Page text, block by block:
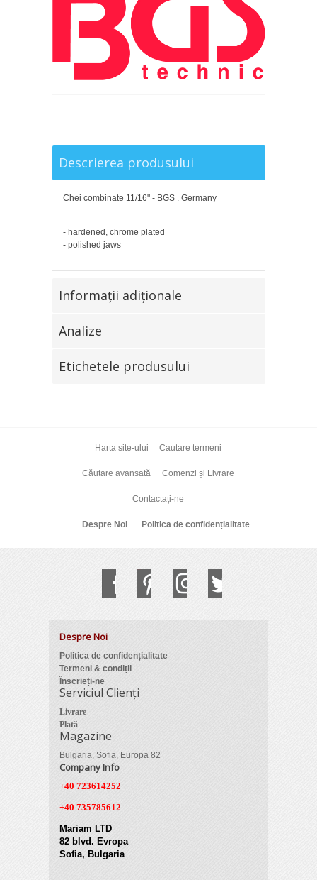
Descrierea produsului
Chei combinate 11/16" - BGS . Germany
- hardened, chrome plated
- polished jaws
Informaţii adiţionale
Analize
Etichetele produsului
Harta site-ului Cautare termeni
Căutare avansată Comenzi și Livrare
Contactați-ne
Despre Noi Politica de confidențialitate
Despre Noi
Politica de confidențialitate
Termeni & condiții
Înscrieți-ne
Serviciul Clienți
Livrare
Plată
Magazine
Bulgaria, Sofia, Europa 82
Company Info
+40 723614252
+40 735785612
Mariam LTD
82 blvd. Evropa
Sofia, Bulgaria